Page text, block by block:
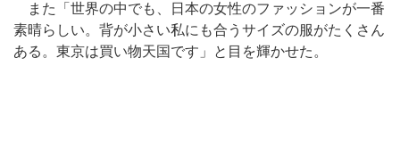
また「世界の中でも、日本の女性のファッションが一番
素晴らしい。背が小さい私にも合うサイズの服がたくさん
ある。東京は買い物天国です」と目を輝かせた。